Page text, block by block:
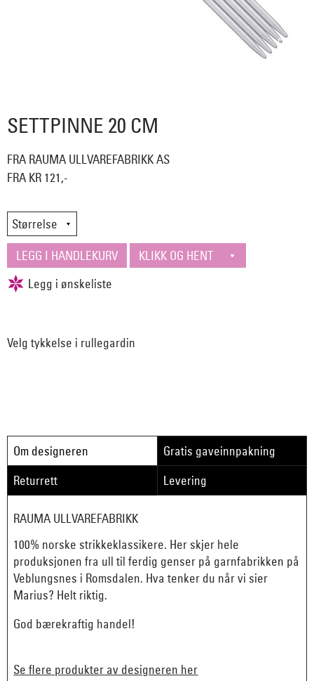
SETTPINNE 20 CM
FRA RAUMA ULLVAREFABRIKK AS
FRA KR 121,-
Velg tykkelse i rullegardin
Om designeren
Gratis gaveinnpakning
Returrett
Levering
RAUMA ULLVAREFABRIKK
100% norske strikkeklassikere. Her skjer hele
produksjonen fra ull til ferdig genser på garnfabrikken på
Veblungsnes i Romsdalen. Hva tenker du når vi sier
Marius? Helt riktig.
God bærekraftig handel!
Se flere produkter av designeren her